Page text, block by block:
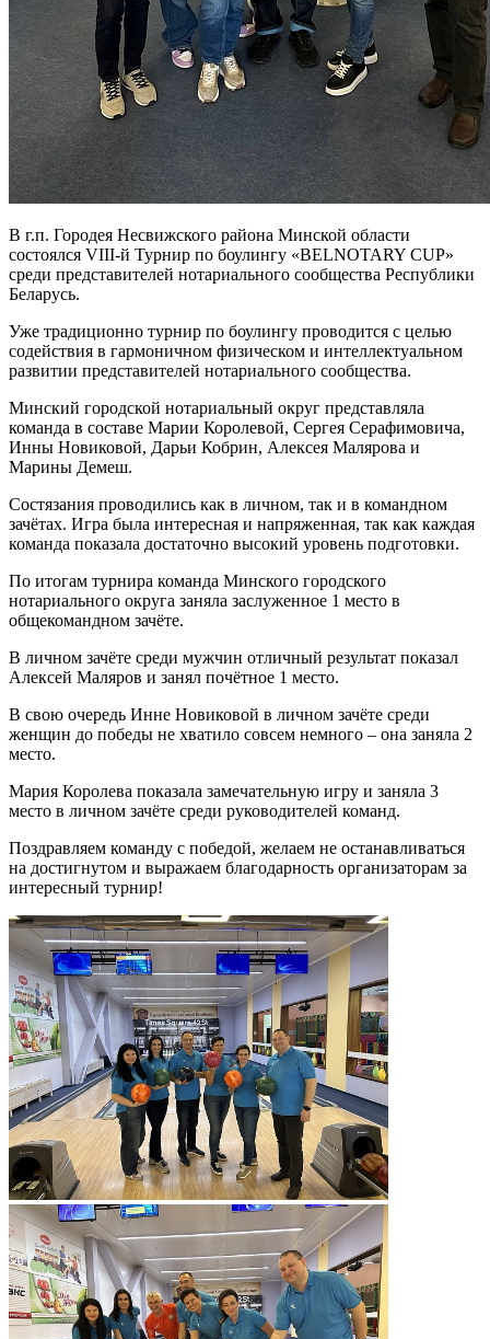
В г.п. Городея Несвижского района Минской области
состоялся VIII-й Турнир по боулингу «BELNOTARY CUP»
среди представителей нотариального сообщества Республики
Беларусь.
Уже традиционно турнир по боулингу проводится с целью
содействия в гармоничном физическом и интеллектуальном
развитии представителей нотариального сообщества.
Минский городской нотариальный округ представляла
команда в составе Марии Королевой, Сергея Серафимовича,
Инны Новиковой, Дарьи Кобрин, Алексея Малярова и
Марины Демеш.
Состязания проводились как в личном, так и в командном
зачётах. Игра была интересная и напряженная, так как каждая
команда показала достаточно высокий уровень подготовки.
По итогам турнира команда Минского городского
нотариального округа заняла заслуженное 1 место в
общекомандном зачёте.
В личном зачёте среди мужчин отличный результат показал
Алексей Маляров и занял почётное 1 место.
В свою очередь Инне Новиковой в личном зачёте среди
женщин до победы не хватило совсем немного – она заняла 2
место.
Мария Королева показала замечательную игру и заняла 3
место в личном зачёте среди руководителей команд.
Поздравляем команду с победой, желаем не останавливаться
на достигнутом и выражаем благодарность организаторам за
интересный турнир!